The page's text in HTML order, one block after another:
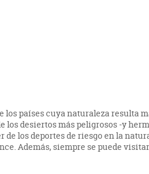
países cuya naturaleza resulta
desiertos más peligrosos -y
los deportes de riesgo en la
Además, siempre se puede